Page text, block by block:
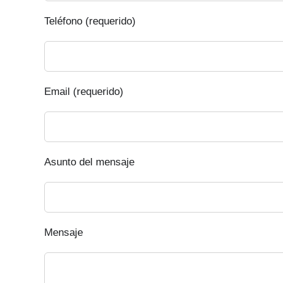
Teléfono (requerido)
Email (requerido)
Asunto del mensaje
Mensaje